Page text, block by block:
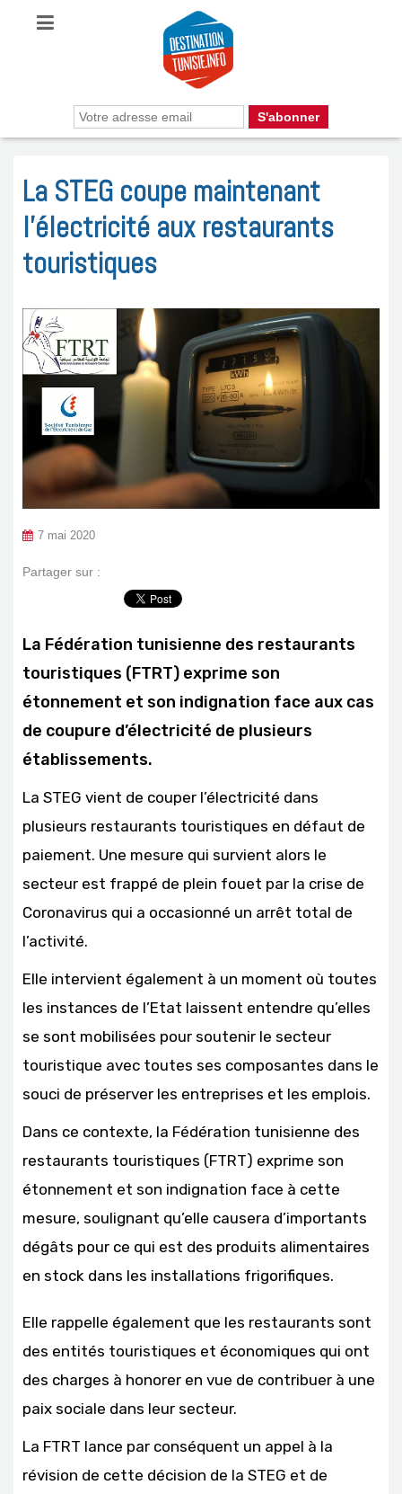
La STEG coupe maintenant
l’électricité aux restaurants
touristiques
7 mai 2020
Partager sur :
La Fédération tunisienne des restaurants
touristiques (FTRT) exprime son
étonnement et son indignation face aux cas
de coupure d’électricité de plusieurs
établissements.
La STEG vient de couper l’électricité dans
plusieurs restaurants touristiques en défaut de
paiement. Une mesure qui survient alors le
secteur est frappé de plein fouet par la crise de
Coronavirus qui a occasionné un arrêt total de
l’activité.
Elle intervient également à un moment où toutes
les instances de l’Etat laissent entendre qu’elles
se sont mobilisées pour soutenir le secteur
touristique avec toutes ses composantes dans le
souci de préserver les entreprises et les emplois.
Dans ce contexte, la Fédération tunisienne des
restaurants touristiques (FTRT) exprime son
étonnement et son indignation face à cette
mesure, soulignant qu’elle causera d’importants
dégâts pour ce qui est des produits alimentaires
en stock dans les installations frigorifiques.
Elle rappelle également que les restaurants sont
des entités touristiques et économiques qui ont
des charges à honorer en vue de contribuer à une
paix sociale dans leur secteur.
La FTRT lance par conséquent un appel à la
révision de cette décision de la STEG et de